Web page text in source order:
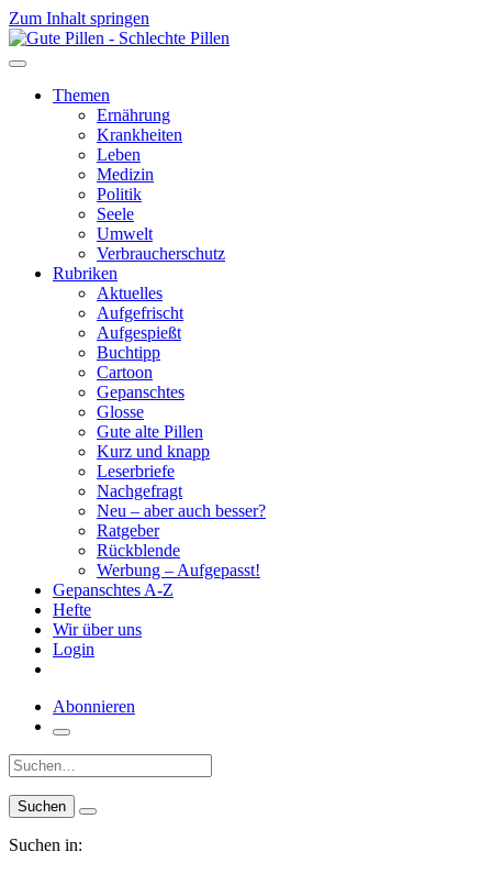
Zum Inhalt springen
Themen
Ernährung
Krankheiten
Leben
Medizin
Politik
Seele
Umwelt
Verbraucherschutz
Rubriken
Aktuelles
Aufgefrischt
Aufgespießt
Buchtipp
Cartoon
Gepanschtes
Glosse
Gute alte Pillen
Kurz und knapp
Leserbriefe
Nachgefragt
Neu – aber auch besser?
Ratgeber
Rückblende
Werbung – Aufgepasst!
Gepanschtes A-Z
Hefte
Wir über uns
Login
Abonnieren
Suche:
Suchen in: